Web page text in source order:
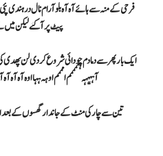
فرحی کے منہ سے ہائےآہ آہ بلو آرام نال در
پیٹ پر آگئے لیکن میں
ایک بار پھر سے دما دم چودائی شروع کر دی لن پھدی
آہہہہہ ہممممم امممم اوہہ ہہااوہ
تین سے چار کی منٹ کے جاندار گھسوں کے بعد